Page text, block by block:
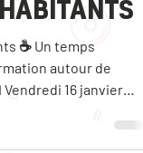
autour de